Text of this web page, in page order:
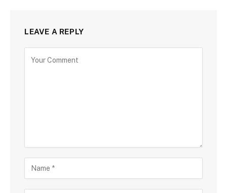
LEAVE A REPLY